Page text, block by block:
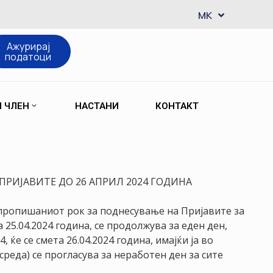
MK
SQ
Ажурирај
податоци
ЧЛЕН НАСТАНИ КОНТАКТ
ДО 26 АПРИЛ 2024 ГОДИНА
рок за поднесување на Пријавите за
година, се продолжува за еден ден,
се смета 26.04.2024 година, имајќи ја во
се прогласува за неработен ден за сите